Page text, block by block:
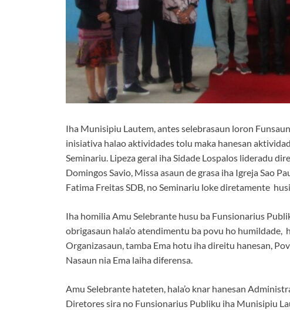
Iha Munisipiu Lautem, antes selebrasaun loron
inisiativa halao aktividades tolu maka hanesan
Seminariu. Lipeza geral iha Sidade Lospalos lideradu
Domingos Savio, Missa asaun de grasa iha Igreja Sao
Fatima Freitas SDB, no Seminariu loke diretamente
Iha homilia Amu Selebrante husu ba Funsionarius
obrigasaun hala’o atendimentu ba povu ho
Organizasaun, tamba Ema hotu iha direitu hanesan,
Nasaun nia Ema laiha diferensa.
Amu Selebrante hateten, hala’o knar hanesan
Diretores sira no Funsionarius Publiku iha Munisipiu